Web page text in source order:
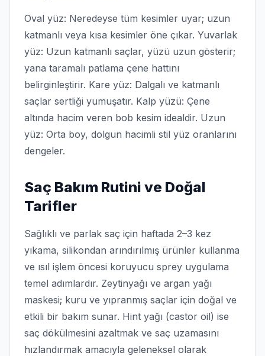
Oval yüz: Neredeyse tüm kesimler uyar; uzun
katmanlı veya kısa kesimler öne çıkar. Yuvarlak
yüz: Uzun katmanlı saçlar, yüzü uzun gösterir;
yana taramalı patlama çene hattını
belirginleştirir. Kare yüz: Dalgalı ve katmanlı
saçlar sertliği yumuşatır. Kalp yüzü: Çene
altında hacim veren bob kesim idealdir. Uzun
yüz: Orta boy, dolgun hacimli stil yüz oranlarını
dengeler.
Saç Bakım Rutini ve Doğal
Tarifler
Sağlıklı ve parlak saç için haftada 2–3 kez
yıkama, silikondan arındırılmış ürünler kullanma
ve ısıl işlem öncesi koruyucu sprey uygulama
temel adımlardır. Zeytinyağı ve argan yağı
maskesi; kuru ve yıpranmış saçlar için doğal ve
etkili bir bakım sunar. Hint yağı (castor oil) ise
saç dökülmesini azaltmak ve saç uzamasını
hızlandırmak amacıyla geleneksel olarak